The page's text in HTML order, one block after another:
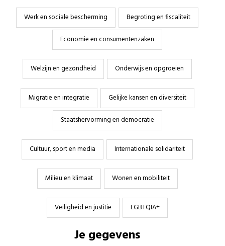
Kinderen en jongeren
Werk en sociale bescherming Begroting en fiscaliteit
Economie en consumentenzaken
Welzijn en gezondheid Onderwijs en opgroeien
Migratie en integratie Gelijke kansen en diversiteit
Staatshervorming en democratie
Cultuur, sport en media Internationale solidariteit
Milieu en klimaat Wonen en mobiliteit
Veiligheid en justitie LGBTQIA+
Je gegevens